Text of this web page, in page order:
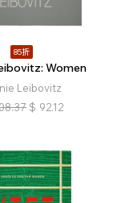
85折
Women
Leibovitz
$ 92.12